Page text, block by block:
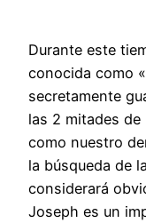
Durante este
conocida como
secretamente
las 2 mitades de
como nuestro
la búsqueda de
considerará
Joseph es un